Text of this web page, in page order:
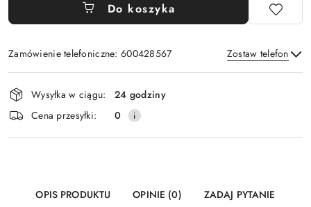
Do koszyka
Zamówienie telefoniczne: 600428567 Zostaw telefon
Wyślij
Dostępność
i
dostawa
Wysyłka w ciągu:
24 godziny
Cena przesyłki:
0
OPIS PRODUKTU OPINIE (0) ZADAJ PYTANIE